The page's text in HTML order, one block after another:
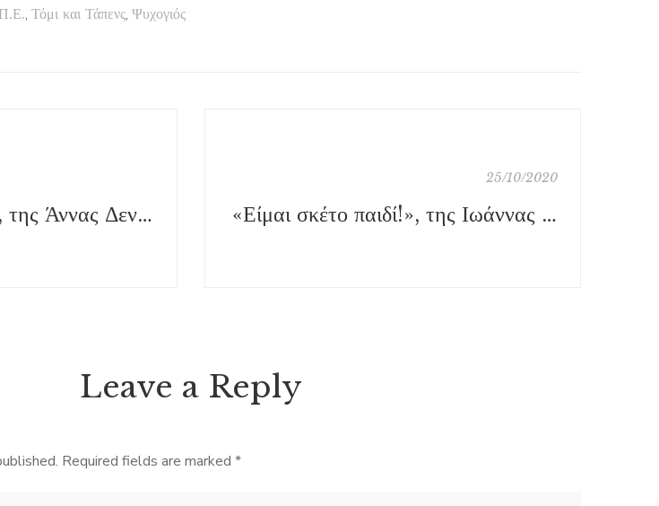
, Τόμι και Τάπενς, Ψυχογιός
«Το φιλαράκι μου», της Άννας Δενδρινού, εκδ. Κόκκινη Κλωστή Δεμένη
25/10/2020
«Είμαι σκέτο παιδί!», της Ιωάννας Μπαμπέτα, εκδ. Πατάκη
Leave a Reply
Required fields are marked *